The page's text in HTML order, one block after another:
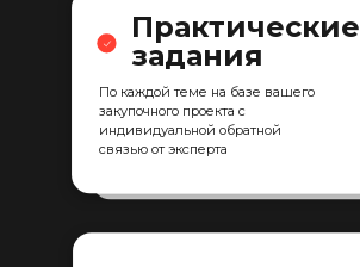
По каждой теме на базе вашего
закупочного проекта с
индивидуальной обратной
связью от эксперта
Практические
задания